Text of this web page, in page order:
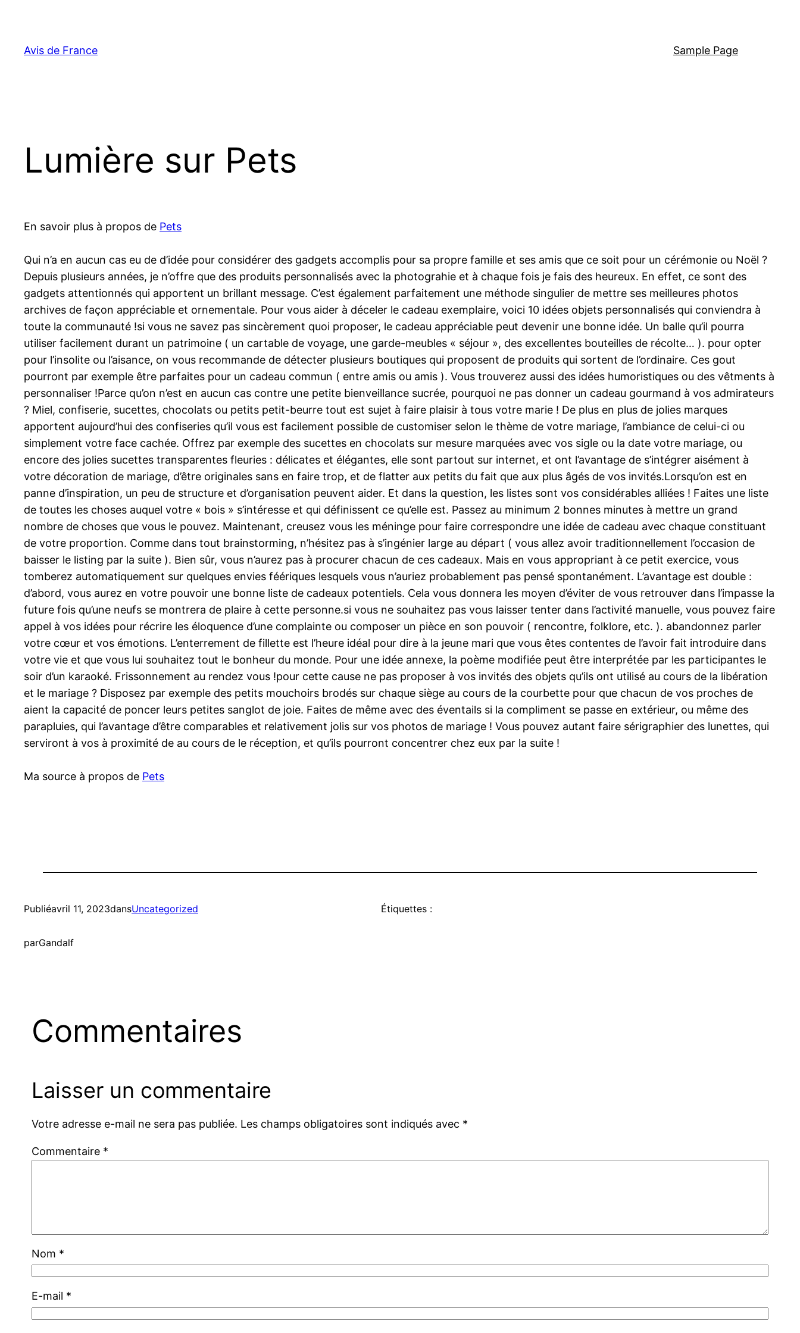
contenu
Avis de France Sample Page
Lumière sur Pets
En savoir plus à propos de Pets
Qui n’a en aucun cas eu de d’idée pour considérer des gadgets accomplis pour sa propre famille et ses amis que ce soit pour un cérémonie ou Noël ?
Depuis plusieurs années, je n’offre que des produits personnalisés avec la photograhie et à chaque fois je fais des heureux. En effet, ce sont des
gadgets attentionnés qui apportent un brillant message. C’est également parfaitement une méthode singulier de mettre ses meilleures photos
archives de façon appréciable et ornementale. Pour vous aider à déceler le cadeau exemplaire, voici 10 idées objets personnalisés qui conviendra à
toute la communauté !si vous ne savez pas sincèrement quoi proposer, le cadeau appréciable peut devenir une bonne idée. Un balle qu’il pourra
utiliser facilement durant un patrimoine ( un cartable de voyage, une garde-meubles « séjour », des excellentes bouteilles de récolte… ). pour opter
pour l’insolite ou l’aisance, on vous recommande de détecter plusieurs boutiques qui proposent de produits qui sortent de l’ordinaire. Ces gout
pourront par exemple être parfaites pour un cadeau commun ( entre amis ou amis ). Vous trouverez aussi des idées humoristiques ou des vêtments à
personnaliser !Parce qu’on n’est en aucun cas contre une petite bienveillance sucrée, pourquoi ne pas donner un cadeau gourmand à vos admirateurs
? Miel, confiserie, sucettes, chocolats ou petits petit-beurre tout est sujet à faire plaisir à tous votre marie ! De plus en plus de jolies marques
apportent aujourd’hui des confiseries qu’il vous est facilement possible de customiser selon le thème de votre mariage, l’ambiance de celui-ci ou
simplement votre face cachée. Offrez par exemple des sucettes en chocolats sur mesure marquées avec vos sigle ou la date votre mariage, ou
encore des jolies sucettes transparentes fleuries : délicates et élégantes, elle sont partout sur internet, et ont l’avantage de s’intégrer aisément à
votre décoration de mariage, d’être originales sans en faire trop, et de flatter aux petits du fait que aux plus âgés de vos invités.Lorsqu’on est en
panne d’inspiration, un peu de structure et d’organisation peuvent aider. Et dans la question, les listes sont vos considérables alliées ! Faites une liste
de toutes les choses auquel votre « bois » s’intéresse et qui définissent ce qu’elle est. Passez au minimum 2 bonnes minutes à mettre un grand
nombre de choses que vous le pouvez. Maintenant, creusez vous les méninge pour faire correspondre une idée de cadeau avec chaque constituant
de votre proportion. Comme dans tout brainstorming, n’hésitez pas à s’ingénier large au départ ( vous allez avoir traditionnellement l’occasion de
baisser le listing par la suite ). Bien sûr, vous n’aurez pas à procurer chacun de ces cadeaux. Mais en vous appropriant à ce petit exercice, vous
tomberez automatiquement sur quelques envies féériques lesquels vous n’auriez probablement pas pensé spontanément. L’avantage est double :
d’abord, vous aurez en votre pouvoir une bonne liste de cadeaux potentiels. Cela vous donnera les moyen d’éviter de vous retrouver dans l’impasse la
future fois qu’une neufs se montrera de plaire à cette personne.si vous ne souhaitez pas vous laisser tenter dans l’activité manuelle, vous pouvez faire
appel à vos idées pour récrire les éloquence d’une complainte ou composer un pièce en son pouvoir ( rencontre, folklore, etc. ). abandonnez parler
votre cœur et vos émotions. L’enterrement de fillette est l’heure idéal pour dire à la jeune mari que vous êtes contentes de l’avoir fait introduire dans
votre vie et que vous lui souhaitez tout le bonheur du monde. Pour une idée annexe, la poème modifiée peut être interprétée par les participantes le
soir d’un karaoké. Frissonnement au rendez vous !pour cette cause ne pas proposer à vos invités des objets qu’ils ont utilisé au cours de la libération
et le mariage ? Disposez par exemple des petits mouchoirs brodés sur chaque siège au cours de la courbette pour que chacun de vos proches de
aient la capacité de poncer leurs petites sanglot de joie. Faites de même avec des éventails si la compliment se passe en extérieur, ou même des
parapluies, qui l’avantage d’être comparables et relativement jolis sur vos photos de mariage ! Vous pouvez autant faire sérigraphier des lunettes, qui
serviront à vos à proximité de au cours de le réception, et qu’ils pourront concentrer chez eux par la suite !
Ma source à propos de Pets
Publiéavril 11, 2023dansUncategorized
parGandalf
Étiquettes :
Commentaires
Laisser un commentaire
Votre adresse e-mail ne sera pas publiée. Les champs obligatoires sont indiqués avec *
Commentaire *
Nom *
E-mail *